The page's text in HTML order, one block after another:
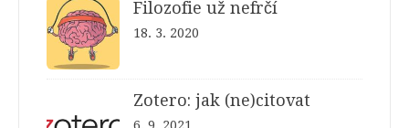
Filozofie už nefrčí
18. 3. 2020
Zotero: jak (ne)citovat